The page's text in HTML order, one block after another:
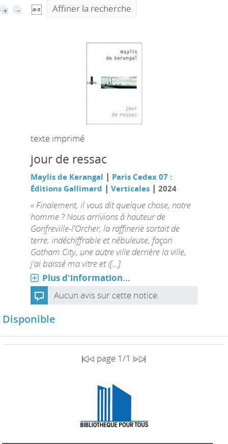
Affiner la recherche
texte imprimé
jour de ressac
Maylis de Kerangal | Paris Cedex 07 :
Éditions Gallimard | Verticales| 2024
« Finalement, il vous dit quelque chose, notre
homme ? Nous arrivions à hauteur de
Gonfreville-l'Orcher, la raffinerie sortait de
terre, indéchiffrable et nébuleuse, façon
Gotham City, une autre ville derrière la ville,
j'ai baissé ma vitre et i[...]
Plus d'information...
Aucun avis sur cette notice.
Disponible
page 1/1